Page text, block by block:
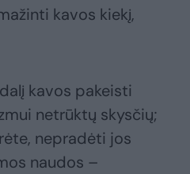
kavos kiekį,
kavos pakeisti
netrūktų skysčių;
nepradėti jos
naudos –